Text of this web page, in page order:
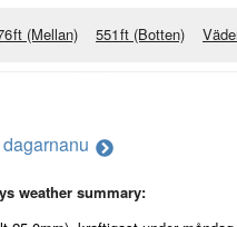
ft (Mellan) 551ft (Botten)
nu
weather summary: